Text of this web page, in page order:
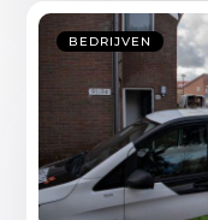
BEDRIJVEN